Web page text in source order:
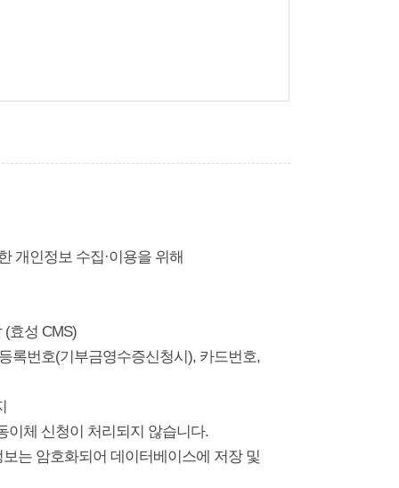
개인정보 수집·이용을 위해
효성 CMS)
록번호(기부금영수증신청시), 카드번호,
이체 신청이 처리되지 않습니다.
는 암호화되어 데이터베이스에 저장 및